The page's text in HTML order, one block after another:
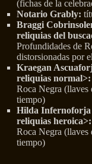
(fichas de la
Notario Grably:
Braggi
reliquias del
Profundidades de
distorsionadas por
Kraegan
reliquias normal>:
Roca Negra (llaves
tiempo)
Hilda Infernoforja
reliquias heroica>:
Roca Negra (llaves
tiempo)